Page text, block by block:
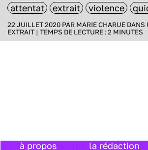
attentat extrait violence
22 JUILLET 2020 PAR MARIE CHARUE DANS
EXTRAIT | TEMPS DE LECTURE : 2 MINUTES
à propos la rédaction